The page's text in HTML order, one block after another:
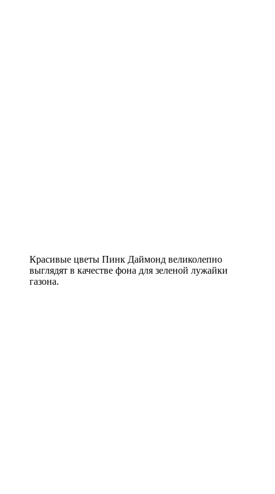
Красивые цветы Пинк Даймонд великолепно
выглядят в качестве фона для зеленой лужайки
газона.